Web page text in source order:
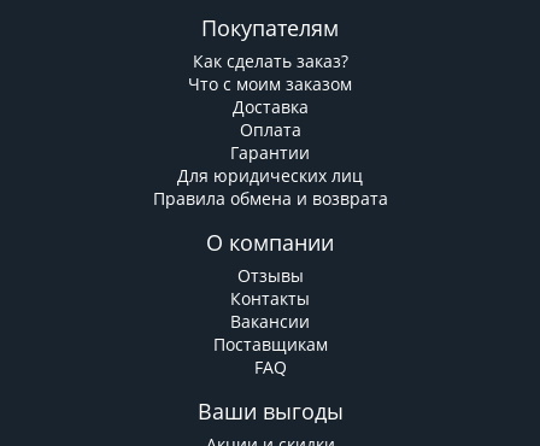
Покупателям
Как сделать заказ?
Что с моим заказом
Доставка
Оплата
Гарантии
Для юридических лиц
Правила обмена и возврата
О компании
Отзывы
Контакты
Вакансии
Поставщикам
FAQ
Ваши выгоды